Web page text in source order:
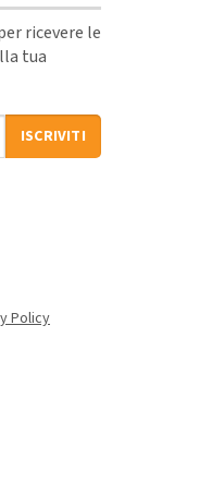
ricevere le
tua
ISCRIVITI
Policy